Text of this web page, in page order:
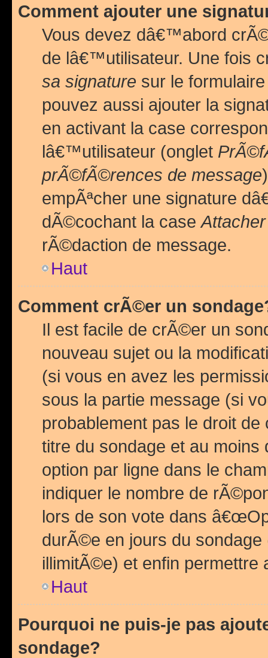
Comment ajouter une
Vous devez dâ€™abord
de lâ€™utilisateur. Une fois
sa signature sur le
pouvez aussi ajouter la
en activant la case
lâ€™utilisateur (onglet
prÃ©fÃ©rences de message
empÃªcher une signature
dÃ©cochant la case
rÃ©daction de message.
Haut
Comment crÃ©er un
Il est facile de crÃ©er un
nouveau sujet ou la
(si vous en avez les
sous la partie message (si
probablement pas le droit
titre du sondage et au
option par ligne dans le
indiquer le nombre de
lors de son vote dans
durÃ©e en jours du
illimitÃ©e) et enfin permettre
Haut
Pourquoi ne puis-je pas
sondage?